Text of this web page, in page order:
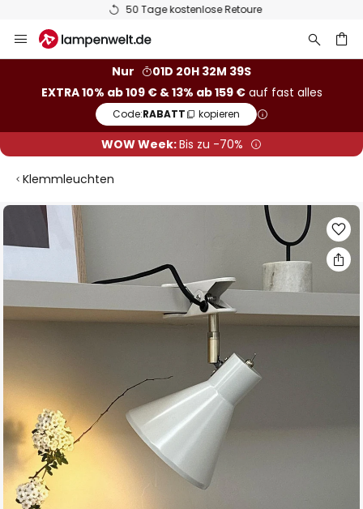
50 Tage kostenlose Retoure
Inhalt
Nur
01D 20H 32M 38S
EXTRA 10% ab 109 € & 13% ab 159 €auf fast alles
Code:RABATT kopieren
WOW Week:Bis zu -70%
Klemmleuchten
Zum
Bildgalerie